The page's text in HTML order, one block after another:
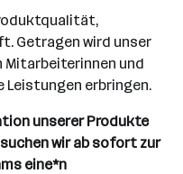
Getragen wird unser
Mitarbeiterinnen und
Leistungen erbringen.
unserer Produkte
wir ab sofort zur
eine*n